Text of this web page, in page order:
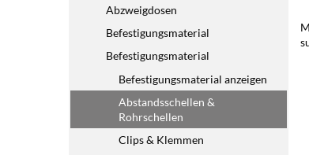
Abzweigdosen
Befestigungsmaterial
Befestigungsmaterial
Befestigungsmaterial anzeigen
Abstandsschellen &
Rohrschellen
Clips & Klemmen